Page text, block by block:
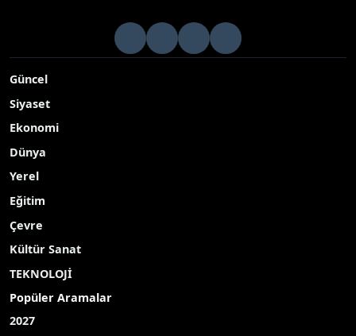
Güncel
Siyaset
Ekonomi
Dünya
Yerel
Eğitim
Çevre
Kültür Sanat
TEKNOLOJİ
Popüler Aramalar
2027